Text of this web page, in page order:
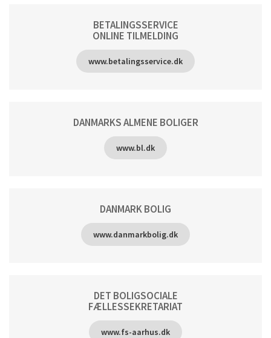
BETALINGSSERVICE
ONLINE TILMELDING
www.betalingsservice.dk
DANMARKS ALMENE BOLIGER
www.bl.dk
DANMARK BOLIG
www.danmarkbolig.dk
DET BOLIGSOCIALE
FÆLLESSEKRETARIAT
www.fs-aarhus.dk